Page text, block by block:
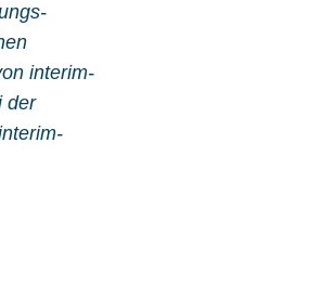
interim-
der